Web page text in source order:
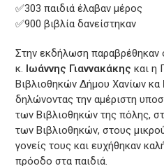
✅303 παιδιά έλαβαν μέρος
✅900 βιβλία δανείστηκαν
Στην εκδήλωση παραβρέθηκαν
κ. Ιωάννης Γιαννακάκης και η
Βιβλιοθηκών Δήμου Χανίων κα
δηλώνοντας την αμέριστη
των Βιβλιοθηκών της πόλης,
των Βιβλιοθηκών, στους
γονείς τους και ευχήθηκαν
πρόοδο στα παιδιά.